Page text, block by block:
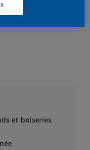
et boiseries